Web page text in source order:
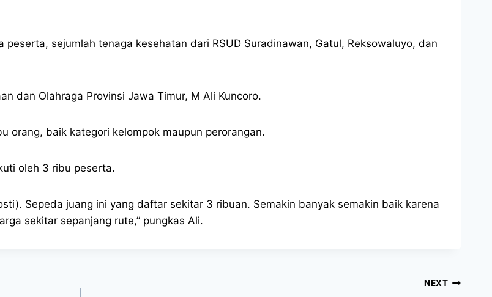
sejumlah tenaga kesehatan dari RSUD Suradinawan, Gatul, Reksowaluyo, dan
dan Olahraga Provinsi Jawa Timur, M Ali Kuncoro.
orang, baik kategori kelompok maupun perorangan.
oleh 3 ribu peserta.
Sepeda juang ini yang daftar sekitar 3 ribuan. Semakin banyak semakin baik karena
sekitar sepanjang rute,” pungkas Ali.
NEXT